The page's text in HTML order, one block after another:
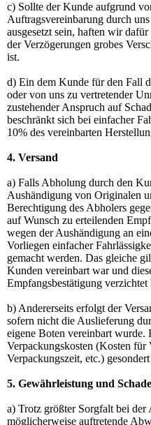
c) Sollte der Kunde aufgrund
Auftragsvereinbarung durch
ausgesetzt sein, haften wir
der Verzögerungen grobes
ist.
d) Ein dem Kunde für den Fall
oder von uns zu vertretender
zustehender Anspruch auf
beschränkt sich bei einfacher
10% des vereinbarten
4. Versand
a) Falls Abholung durch den
Aushändigung von Originalen
Berechtigung des Abholers
auf Wunsch zu erteilenden
wegen der Aushändigung an
Vorliegen einfacher
gemacht werden. Das gleiche
Kunden vereinbart war und
Empfangsbestätigung verzichtet
b) Andererseits erfolgt der
sofern nicht die Auslieferung
eigene Boten vereinbart wurde.
Verpackungskosten (Kosten für
Verpackungszeit, etc.)
5. Gewährleistung und
a) Trotz größter Sorgfalt bei der
möglicherweise auftretende